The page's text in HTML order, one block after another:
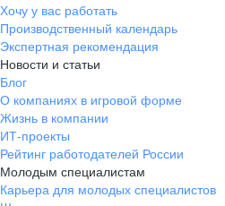
Хочу у вас работать
Производственный календарь
Экспертная рекомендация
Новости и статьи
Блог
О компаниях в игровой форме
Жизнь в компании
ИТ-проекты
Рейтинг работодателей России
Молодым специалистам
Карьера для молодых специалистов